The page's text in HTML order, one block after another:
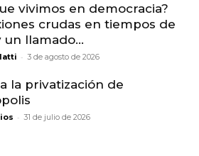
vivimos en democracia?
crudas en tiempos de
un llamado...
- 3 de agosto de 2026
la privatización de
- 31 de julio de 2026